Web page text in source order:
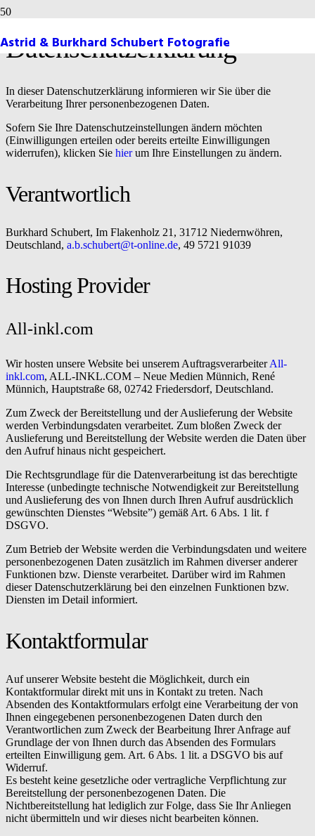
Astrid & Burkhard Schubert Fotografie
Datenschutzerklärung
In dieser Datenschutzerklärung informieren wir Sie über die
Verarbeitung Ihrer personenbezogenen Daten.
Sofern Sie Ihre Datenschutzeinstellungen ändern möchten
(Einwilligungen erteilen oder bereits erteilte Einwilligungen
widerrufen), klicken Sie hierum Ihre Einstellungen zu ändern.
Verantwortlich
Burkhard Schubert, Im Flakenholz 21, 31712 Niedernwöhren,
Deutschland, a.b.schubert@t-online.de, 49 5721 91039
Hosting Provider
All-inkl.com
Wir hosten unsere Website bei unserem AuftragsverarbeiterAll-
inkl.com, ALL-INKL.COM – Neue Medien Münnich, René
Münnich, Hauptstraße 68, 02742 Friedersdorf, Deutschland.
Zum Zweck der Bereitstellung und der Auslieferung der Website
werden Verbindungsdaten verarbeitet. Zum bloßen Zweck der
Auslieferung und Bereitstellung der Website werden die Daten über
den Aufruf hinaus nicht gespeichert.
Die Rechtsgrundlage für die Datenverarbeitung ist das berechtigte
Interesse (unbedingte technische Notwendigkeit zur Bereitstellung
und Auslieferung des von Ihnen durch Ihren Aufruf ausdrücklich
gewünschten Dienstes “Website”) gemäß Art. 6 Abs. 1 lit. f
DSGVO.
Zum Betrieb der Website werden die Verbindungsdaten und weitere
personenbezogenen Daten zusätzlich im Rahmen diverser anderer
Funktionen bzw. Dienste verarbeitet. Darüber wird im Rahmen
dieser Datenschutzerklärung bei den einzelnen Funktionen bzw.
Diensten im Detail informiert.
Kontaktformular
Auf unserer Website besteht die Möglichkeit, durch ein
Kontaktformular direkt mit uns in Kontakt zu treten. Nach
Absenden des Kontaktformulars erfolgt eine Verarbeitung der von
Ihnen eingegebenen personenbezogenen Daten durch den
Verantwortlichen zum Zweck der Bearbeitung Ihrer Anfrage auf
Grundlage der von Ihnen durch das Absenden des Formulars
erteilten Einwilligung gem. Art. 6 Abs. 1 lit. a DSGVO bis auf
Widerruf.
Es besteht keine gesetzliche oder vertragliche Verpflichtung zur
Bereitstellung der personenbezogenen Daten. Die
Nichtbereitstellung hat lediglich zur Folge, dass Sie Ihr Anliegen
nicht übermitteln und wir dieses nicht bearbeiten können.